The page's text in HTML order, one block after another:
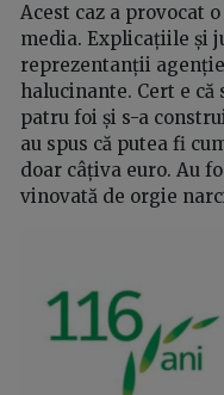
Acest caz a provocat
media. Explicațiile și
reprezentanții
halucinante. Cert e
patru foi și s-a
au spus că putea fi
doar câțiva euro. Au
vinovată de orgie